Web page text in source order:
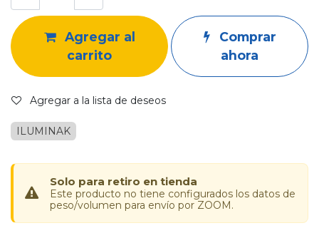
Agregar al
carrito
Comprar
ahora
Agregar a la lista de deseos
ILUMINAK
Solo para retiro en tienda
Este producto no tiene configurados los datos de
peso/volumen para envío por ZOOM.